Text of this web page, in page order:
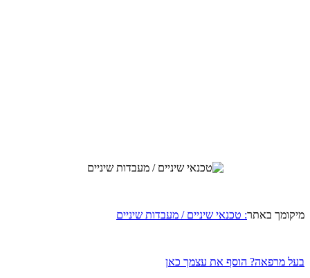
מיקומך באתר: טכנאי שיניים / מעבדות שיניים
בעל מרפאה? הוסף את עצמך כאן